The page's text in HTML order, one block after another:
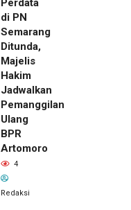
Perdata
di PN
Semarang
Ditunda,
Majelis
Hakim
Jadwalkan
Pemanggilan
Ulang
BPR
Artomoro
4
Redaksi